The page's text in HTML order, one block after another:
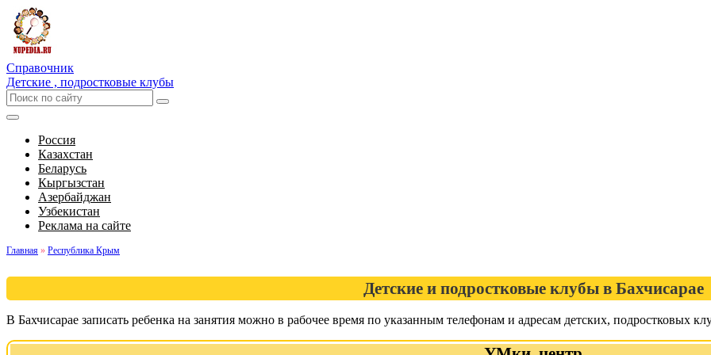
Справочник
Детские , подростковые клубы
Россия
Казахстан
Беларусь
Кыргызстан
Азербайджан
Узбекистан
Реклама на сайте
Главная » Республика Крым
Детские и подростковые клубы в Бахчисарае
В Бахчисарае записать ребенка на занятия можно в рабочее время по указанным телефонам и адресам детских, подростковых